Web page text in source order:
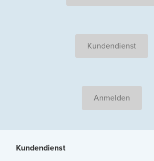
Kundendienst
Anmelden
Kundendienst